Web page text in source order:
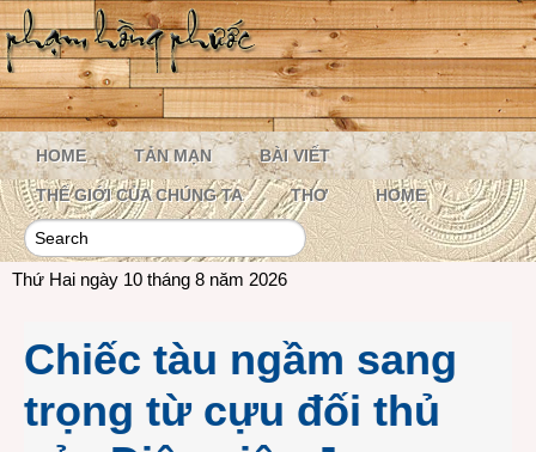
HOME TẢN MẠN BÀI VIẾT
THẾ GIỚI CỦA CHÚNG TA THƠ HOME
Thứ Hai ngày 10 tháng 8 năm 2026
Chiếc tàu ngầm sang
trọng từ cựu đối thủ